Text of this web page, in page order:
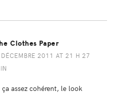
Clothes Paper
2011 AT 21 H 27
assez cohérent, le look